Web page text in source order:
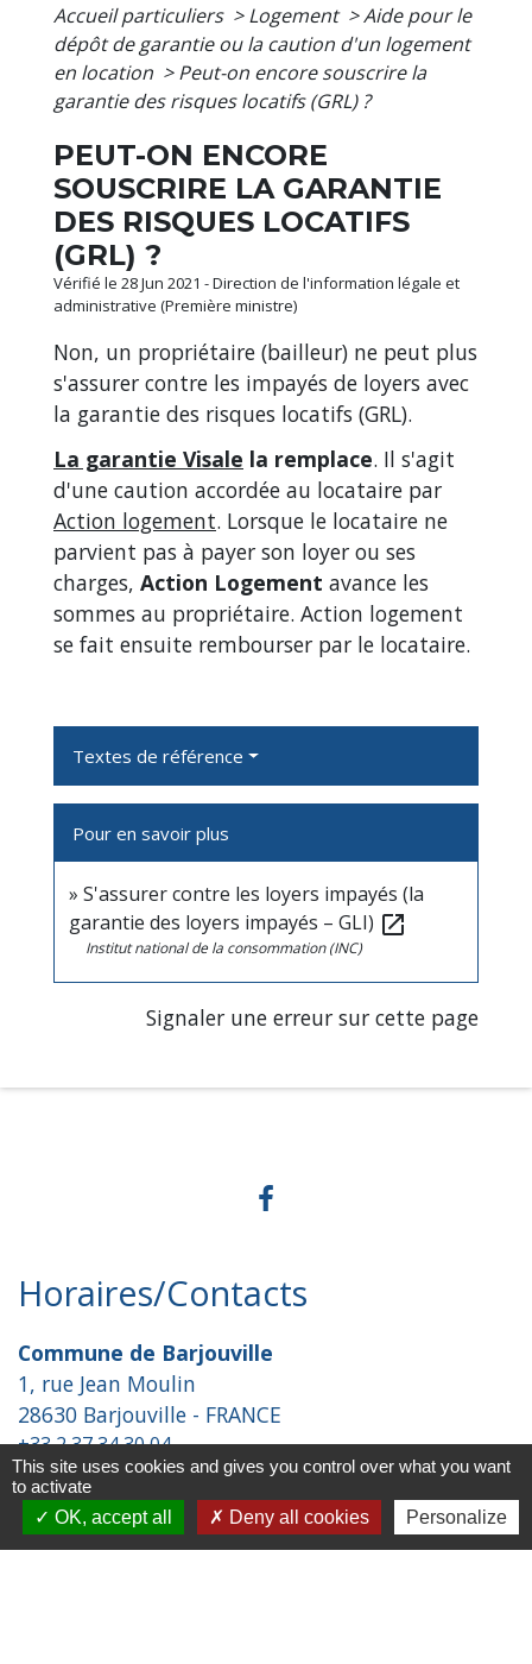
Accueil particuliers > Logement >Aide pour le
dépôt de garantie ou la caution d'un logement
en location > Peut-on encore souscrire la
garantie des risques locatifs (GRL) ?
PEUT-ON ENCORE
SOUSCRIRE LA GARANTIE
DES RISQUES LOCATIFS
(GRL) ?
Vérifié le 28 Jun 2021 - Direction de l'information légale et
administrative (Première ministre)
Non, un propriétaire (bailleur) ne peut plus
s'assurer contre les impayés de loyers avec
la garantie des risques locatifs (GRL).
La garantie Visale la remplace. Il s'agit
d'une caution accordée au locataire par
Action logement. Lorsque le locataire ne
parvient pas à payer son loyer ou ses
charges, Action Logement avance les
sommes au propriétaire. Action logement
se fait ensuite rembourser par le locataire.
Textes de référence
Pour en savoir plus
S'assurer contre les loyers impayés (la
garantie des loyers impayés – GLI) open_in_new
Institut national de la consommation (INC)
Signaler une erreur sur cette page
Horaires/Contacts
Commune de Barjouville
1, rue Jean Moulin
28630 Barjouville - FRANCE
+33 2 37 34 30 04
Contact par formulaire
This site uses cookies and gives you control over what you want
to activate
OK, accept all
Deny all cookies Personalize